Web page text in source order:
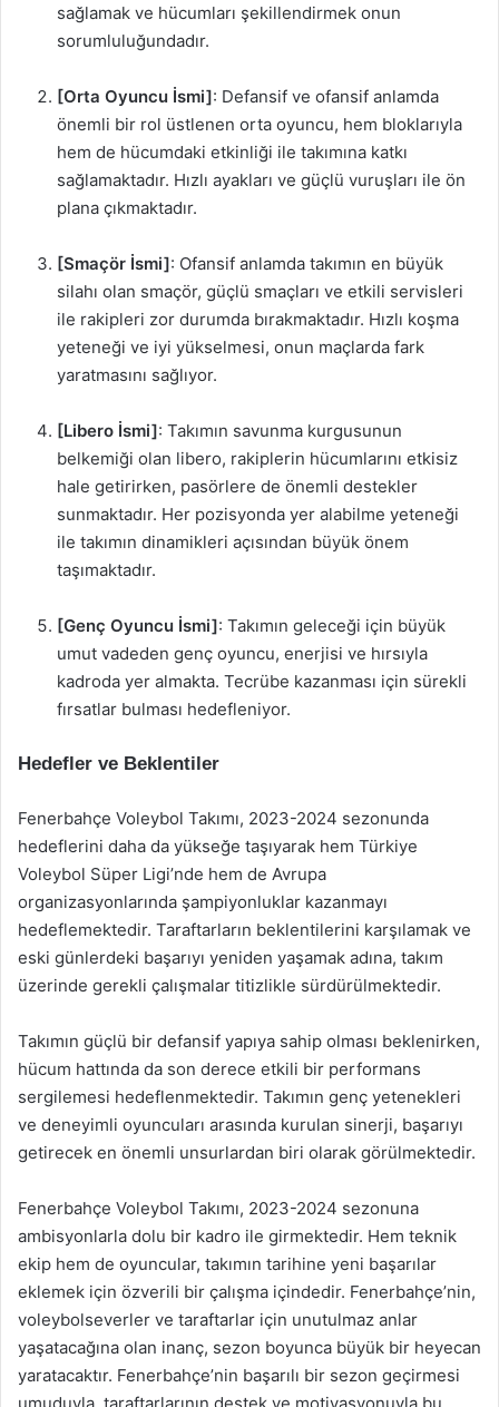
sağlamak ve hücumları şekillendirmek onun
sorumluluğundadır.
[Orta Oyuncu İsmi]: Defansif ve ofansif anlamda
önemli bir rol üstlenen orta oyuncu, hem bloklarıyla
hem de hücumdaki etkinliği ile takımına katkı
sağlamaktadır. Hızlı ayakları ve güçlü vuruşları ile ön
plana çıkmaktadır.
[Smaçör İsmi]: Ofansif anlamda takımın en büyük
silahı olan smaçör, güçlü smaçları ve etkili servisleri
ile rakipleri zor durumda bırakmaktadır. Hızlı koşma
yeteneği ve iyi yükselmesi, onun maçlarda fark
yaratmasını sağlıyor.
[Libero İsmi]: Takımın savunma kurgusunun
belkemiği olan libero, rakiplerin hücumlarını etkisiz
hale getirirken, pasörlere de önemli destekler
sunmaktadır. Her pozisyonda yer alabilme yeteneği
ile takımın dinamikleri açısından büyük önem
taşımaktadır.
[Genç Oyuncu İsmi]: Takımın geleceği için büyük
umut vadeden genç oyuncu, enerjisi ve hırsıyla
kadroda yer almakta. Tecrübe kazanması için sürekli
fırsatlar bulması hedefleniyor.
Hedefler ve Beklentiler
Fenerbahçe Voleybol Takımı, 2023-2024 sezonunda
hedeflerini daha da yükseğe taşıyarak hem Türkiye
Voleybol Süper Ligi’nde hem de Avrupa
organizasyonlarında şampiyonluklar kazanmayı
hedeflemektedir. Taraftarların beklentilerini karşılamak ve
eski günlerdeki başarıyı yeniden yaşamak adına, takım
üzerinde gerekli çalışmalar titizlikle sürdürülmektedir.
Takımın güçlü bir defansif yapıya sahip olması beklenirken,
hücum hattında da son derece etkili bir performans
sergilemesi hedeflenmektedir. Takımın genç yetenekleri
ve deneyimli oyuncuları arasında kurulan sinerji, başarıyı
getirecek en önemli unsurlardan biri olarak görülmektedir.
Fenerbahçe Voleybol Takımı, 2023-2024 sezonuna
ambisyonlarla dolu bir kadro ile girmektedir. Hem teknik
ekip hem de oyuncular, takımın tarihine yeni başarılar
eklemek için özverili bir çalışma içindedir. Fenerbahçe’nin,
voleybolseverler ve taraftarlar için unutulmaz anlar
yaşatacağına olan inanç, sezon boyunca büyük bir heyecan
yaratacaktır. Fenerbahçe’nin başarılı bir sezon geçirmesi